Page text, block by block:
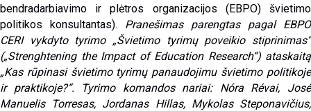
bendradarbiavimo ir plėtros organizacijos (EBPO) švietimo
politikos konsultantas). Pranešimas parengtas pagal EBPO
CERI vykdyto tyrimo „Švietimo tyrimų poveikio stiprinimas“
(„Strenghtening the Impact of Education Research“) ataskaitą
„Kas rūpinasi švietimo tyrimų panaudojimu švietimo politikoje
ir praktikoje?“. Tyrimo komandos nariai: Nóra Révai, José
Manuelis Torresas, Jordanas Hillas, Mykolas Steponavičius,